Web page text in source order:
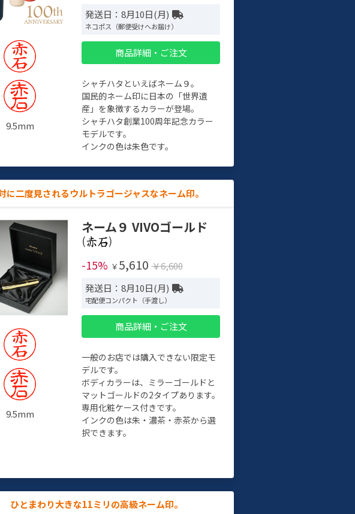
9.5mm
発送日：8月10日(月)
ネコポス（郵便受けへお届け）
商品詳細・ご注文
シャチハタといえばネーム９。
国民的ネーム印に日本の「世界遺
産」を象徴するカラーが登場。
シャチハタ創業100周年記念カラー
モデルです。
インクの色は朱色です。
に二度見されるウルトラゴージャスなネーム印。
9.5mm
ネーム９ VIVOゴールド
(
)
-15% ￥ 5,610 ￥6,600
発送日：8月10日(月)
宅配便コンパクト（手渡し）
商品詳細・ご注文
一般のお店では購入できない限定モ
デルです。
ボディカラーは、ミラーゴールドと
マットゴールドの2タイプあります。
専用化粧ケース付きです。
インクの色は朱・濃茶・赤茶から選
択できます。
ひとまわり大きな11ミリの高級ネーム印。